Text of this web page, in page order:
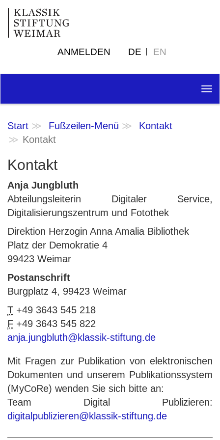
ANMELDEN DE EN
Start Fußzeilen-Menü
Kontakt
Kontakt
Kontakt
Anja Jungbluth
Abteilungsleiterin Digitaler Service,
Digitalisierungszentrum und Fotothek
Direktion Herzogin Anna Amalia Bibliothek
Platz der Demokratie 4
99423 Weimar
Postanschrift
Burgplatz 4, 99423 Weimar
T +49 3643 545 218
F +49 3643 545 822
anja.jungbluth@klassik-stiftung.de
Mit Fragen zur Publikation von elektronischen
Dokumenten und unserem Publikationssystem
(MyCoRe) wenden Sie sich bitte an:
Team Digital Publizieren:
digitalpublizieren@klassik-stiftung.de